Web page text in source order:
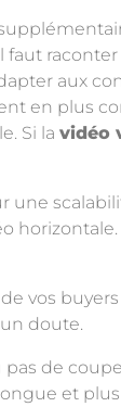
faut
aux
en plus
Si la vidéo
une
horizontale.
vos
doute.
de
et plus